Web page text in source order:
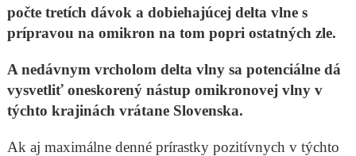
počte tretích dávok a dobiehajúcej delta vlne s
prípravou na omikron na tom popri ostatných zle.
A nedávnym vrcholom delta vlny sa potenciálne dá
vysvetliť oneskorený nástup omikronovej vlny v
týchto krajinách vrátane Slovenska.
Ak aj maximálne denné prírastky pozitívnych v týchto